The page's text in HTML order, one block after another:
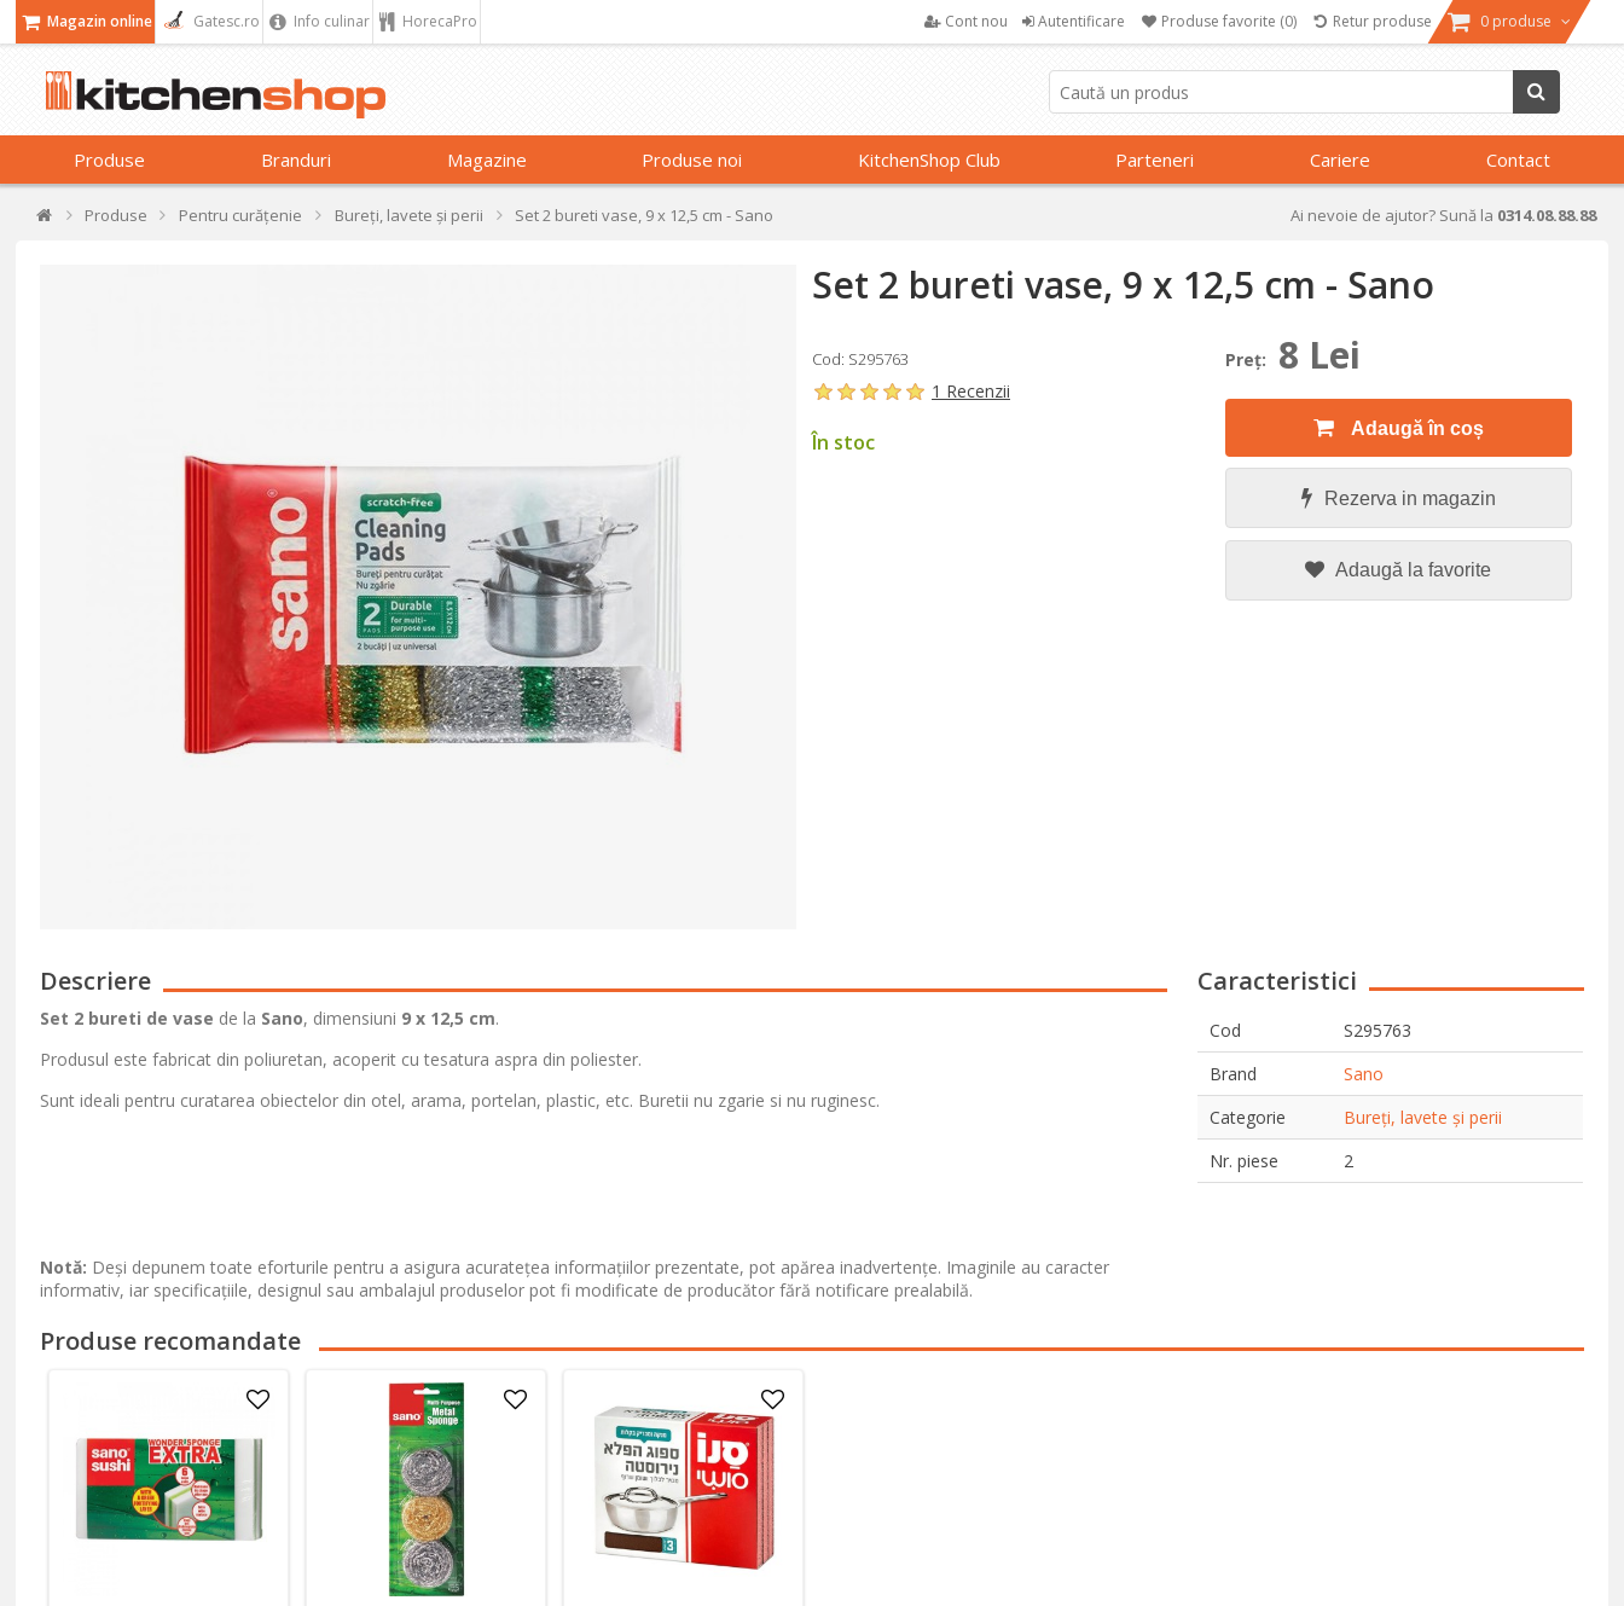
Magazin online Gatesc.ro Info culinar HorecaPro Cont nou Autentificare Produse favorite (0) Retur produse 0 produse
Produse Branduri Magazine Produse noi KitchenShop Club Parteneri Cariere Contact
Produse Pentru curățenie Bureți, lavete și perii Set 2 bureti vase, 9 x 12,5 cm - Sano Ai nevoie de ajutor? Sună la 0314.08.88.88
Set 2 bureti vase, 9 x 12,5 cm - Sano
Cod: S295763
1 Recenzii
În stoc
Preţ: 8 Lei
Adaugă în coș
Rezerva in magazin
Adaugă la favorite
Descriere
Set 2 bureti de vase de la Sano, dimensiuni 9 x 12,5 cm.
Produsul este fabricat din poliuretan, acoperit cu tesatura aspra din poliester.
Sunt ideali pentru curatarea obiectelor din otel, arama, portelan, plastic, etc. Buretii nu zgarie si nu ruginesc.
Caracteristici
Cod
S295763
Brand
Sano
Categorie
Bureți, lavete și perii
Nr. piese
2
Notă: Deși depunem toate eforturile pentru a asigura acuratețea informațiilor prezentate, pot apărea inadvertențe. Imaginile au caracter
informativ, iar specificațiile, designul sau ambalajul produselor pot fi modificate de producător fără notificare prealabilă.
Produse recomandate